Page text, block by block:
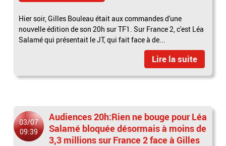
Hier soir, Gilles Bouleau était aux commandes d'une
nouvelle édition de son 20h sur TF1. Sur France 2, c'est Léa
Salamé qui présentait le JT, qui fait face à de...
Lire la suite
03/07
09:39
Audiences 20h:Rien ne bouge pour Léa
Salamé bloquée désormais à moins de
3,3 millions sur France 2 face à Gilles